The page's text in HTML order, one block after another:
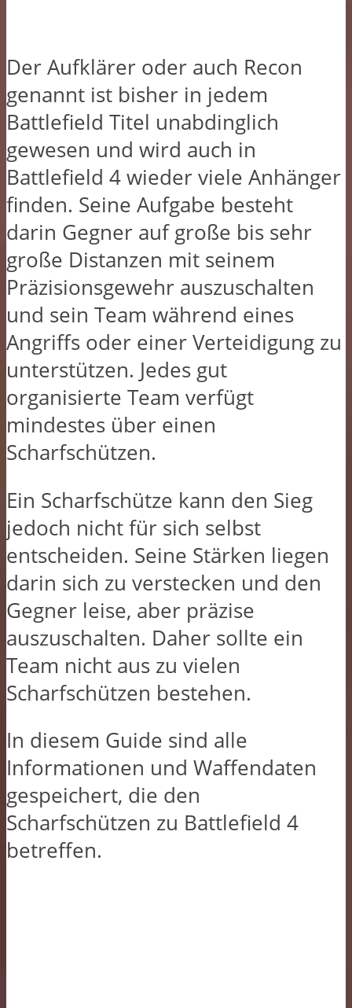
Der Aufklärer oder auch Recon
genannt ist bisher in jedem
Battlefield Titel unabdinglich
gewesen und wird auch in
Battlefield 4 wieder viele Anhänger
finden. Seine Aufgabe besteht
darin Gegner auf große bis sehr
große Distanzen mit seinem
Präzisionsgewehr auszuschalten
und sein Team während eines
Angriffs oder einer Verteidigung zu
unterstützen. Jedes gut
organisierte Team verfügt
mindestes über einen
Scharfschützen.
Ein Scharfschütze kann den Sieg
jedoch nicht für sich selbst
entscheiden. Seine Stärken liegen
darin sich zu verstecken und den
Gegner leise, aber präzise
auszuschalten. Daher sollte ein
Team nicht aus zu vielen
Scharfschützen bestehen.
In diesem Guide sind alle
Informationen und Waffendaten
gespeichert, die den
Scharfschützen zu Battlefield 4
betreffen.